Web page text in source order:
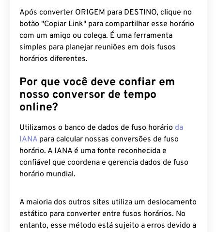
Após converter ORIGEM para DESTINO, clique no
botão "Copiar Link" para compartilhar esse horário
com um amigo ou colega. É uma ferramenta
simples para planejar reuniões em dois fusos
horários diferentes.
Por que você deve confiar em
nosso conversor de tempo
online?
Utilizamos o banco de dados de fuso horário da
IANA para calcular nossas conversões de fuso
horário. A IANA é uma fonte reconhecida e
confiável que coordena e gerencia dados de fuso
horário mundial.
A maioria dos outros sites utiliza um deslocamento
estático para converter entre fusos horários. No
entanto, esse método está sujeito a erros devido a